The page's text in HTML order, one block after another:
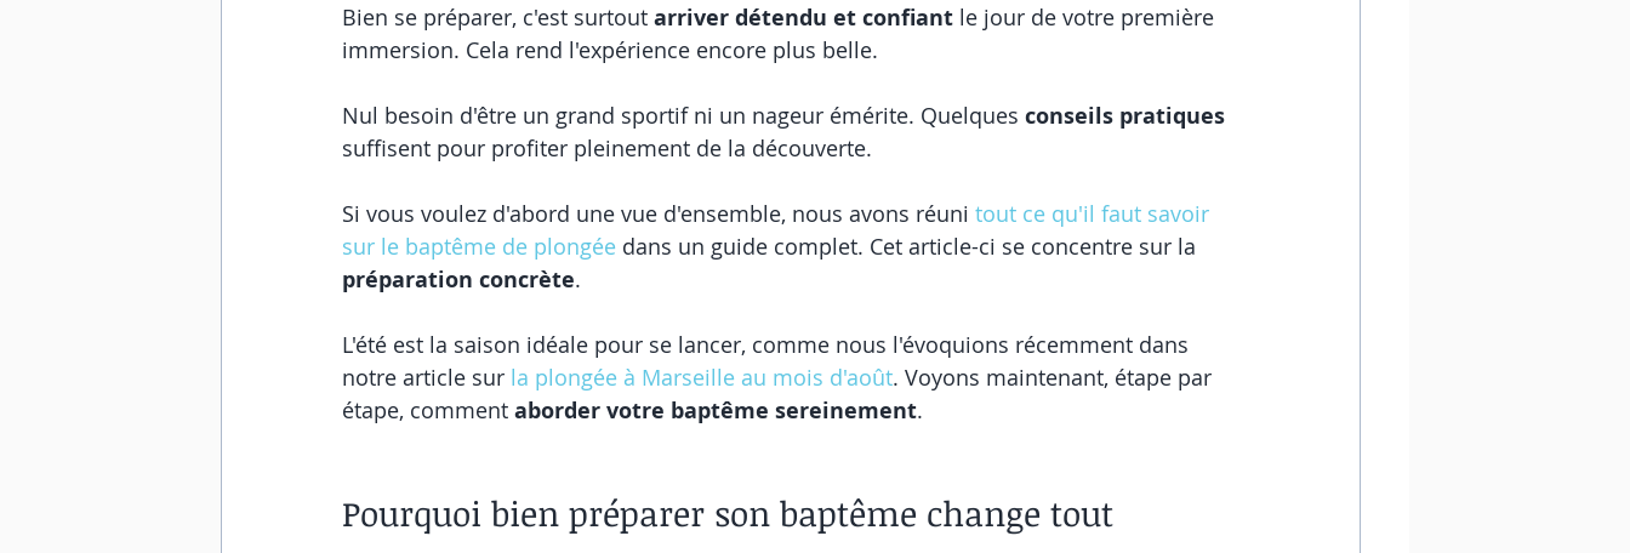
Bien se préparer, c'est surtout arriver détendu et confiant le jour de votre première
immersion. Cela rend l'expérience encore plus belle.
Nul besoin d'être un grand sportif ni un nageur émérite. Quelques conseils pratiques
suffisent pour profiter pleinement de la découverte.
Si vous voulez d'abord une vue d'ensemble, nous avons réuni tout ce qu'il faut savoir
sur le baptême de plongée dans un guide complet. Cet article-ci se concentre sur la
préparation concrète.
L'été est la saison idéale pour se lancer, comme nous l'évoquions récemment dans
notre article sur la plongée à Marseille au mois d'août. Voyons maintenant, étape par
étape, comment aborder votre baptême sereinement.
Pourquoi bien préparer son baptême change tout